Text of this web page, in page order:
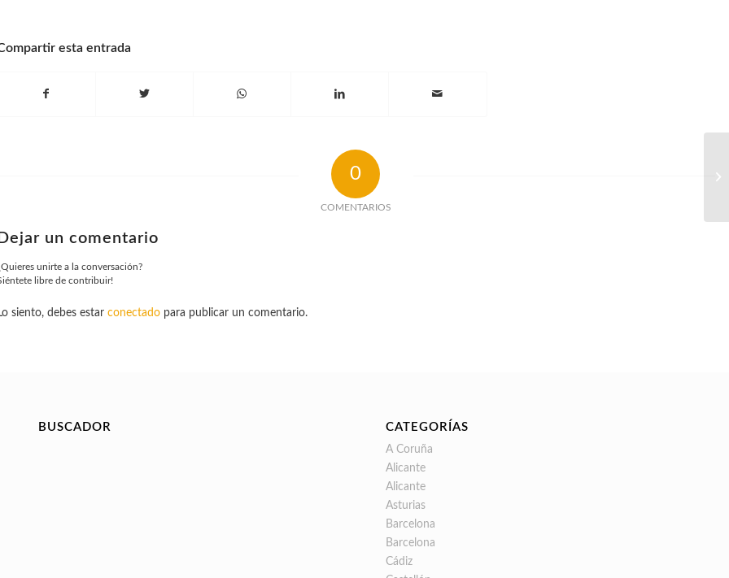
esta entrada
0
COMENTARIOS
Dejar un comentario
unirte a la conversación?
libre de contribuir!
Lo siento, debes estar conectadopara publicar un comentario.
BUSCADOR CATEGORÍAS
A Coruña
Alicante
Alicante
Asturias
Barcelona
Barcelona
Cádiz